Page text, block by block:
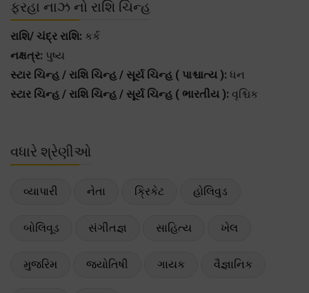
ફરહા નાઝ નો રાશિ ચિન્હ
રાશિ/ ચંદ્ર રાશિ: કર્ક
નક્ષત્ર: પુષ્ય
સ્ટાર ચિન્હ / રાશિ ચિન્હ / સૂર્ય ચિન્હ ( પાશ્ચાત્ય ): ધન
સ્ટાર ચિન્હ / રાશિ ચિન્હ / સૂર્ય ચિન્હ ( ભારતીય ): વૃશ્ચિક
વધારે શ્રેણીઓ
વ્યાપારી નેતા ક્રિકેટ હોલિવુડ
બોલિવૂડ સંગીતજ્ઞ સાહિત્ય ખેલ
મુજરિમ જ્યોતિષી ગાયક વૈજ્ઞાનિક